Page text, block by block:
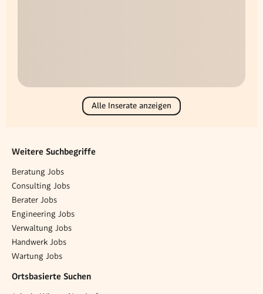
Alle Inserate anzeigen
Weitere Suchbegriffe
Beratung Jobs
Consulting Jobs
Berater Jobs
Engineering Jobs
Verwaltung Jobs
Handwerk Jobs
Wartung Jobs
Ortsbasierte Suchen